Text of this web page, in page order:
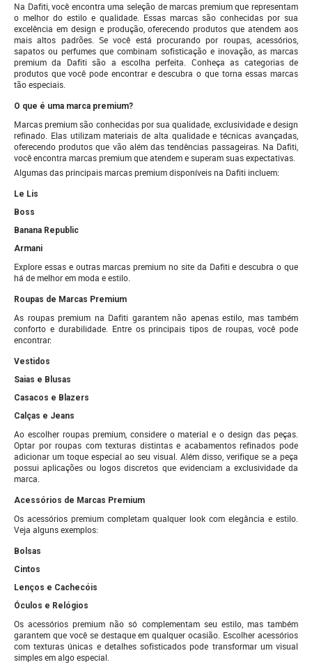
Na Dafiti, você encontra uma seleção de marcas premium que representam
o melhor do estilo e qualidade. Essas marcas são conhecidas por sua
excelência em design e produção, oferecendo produtos que atendem aos
mais altos padrões. Se você está procurando por roupas, acessórios,
sapatos ou perfumes que combinam sofisticação e inovação, as marcas
premium da Dafiti são a escolha perfeita. Conheça as categorias de
produtos que você pode encontrar e descubra o que torna essas marcas
tão especiais.
O que é uma marca premium?
Marcas premium são conhecidas por sua qualidade, exclusividade e design
refinado. Elas utilizam materiais de alta qualidade e técnicas avançadas,
oferecendo produtos que vão além das tendências passageiras. Na Dafiti,
você encontra marcas premium que atendem e superam suas expectativas.
Algumas das principais marcas premium disponíveis na Dafiti incluem:
Le Lis
Boss
Banana Republic
Armani
Explore essas e outras marcas premium no site da Dafiti e descubra o que
há de melhor em moda e estilo.
Roupas de Marcas Premium
As roupas premium na Dafiti garantem não apenas estilo, mas também
conforto e durabilidade. Entre os principais tipos de roupas, você pode
encontrar:
Vestidos
Saias e Blusas
Casacos e Blazers
Calças e Jeans
Ao escolher roupas premium, considere o material e o design das peças.
Optar por roupas com texturas distintas e acabamentos refinados pode
adicionar um toque especial ao seu visual. Além disso, verifique se a peça
possui aplicações ou logos discretos que evidenciam a exclusividade da
marca.
Acessórios de Marcas Premium
Os acessórios premium completam qualquer look com elegância e estilo.
Veja alguns exemplos:
Bolsas
Cintos
Lenços e Cachecóis
Óculos e Relógios
Os acessórios premium não só complementam seu estilo, mas também
garantem que você se destaque em qualquer ocasião. Escolher acessórios
com texturas únicas e detalhes sofisticados pode transformar um visual
simples em algo especial.